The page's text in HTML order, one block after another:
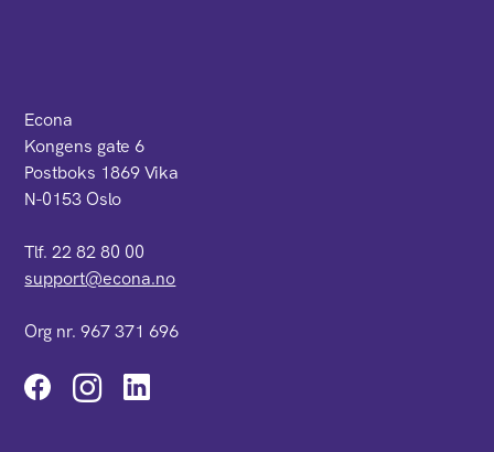
Econa
Kongens gate 6
Postboks 1869 Vika
N-0153 Oslo
Tlf. 22 82 80 00
support@econa.no
Org nr. 967 371 696
Instagram